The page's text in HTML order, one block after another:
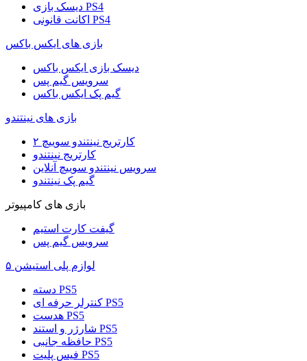
دیسک بازی PS4
اکانت قانونی PS4
بازی های ایکس باکس
دیسک بازی ایکس باکس
سرویس گیم پس
گیم پک ایکس باکس
بازی های نینتندو
کارتریج نینتندو سوییچ ۲
کارتریج نینتندو
سرویس نینتندو سوییچ آنلاین
گیم پک نینتندو
بازی های کامپیوتر
گیفت کارت استیم
سرویس گیم پس
لوازم پلی استیشن ۵
دسته PS5
کنترلر حرفه ای PS5
هدست PS5
شارژر و استند PS5
حافظه جانبی PS5
فیس پلیت PS5